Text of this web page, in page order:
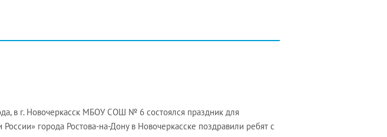
в г. Новочеркасск МБОУ СОШ № 6 состоялся праздник для
города Ростова-на-Дону в Новочеркасске поздравили ребят с